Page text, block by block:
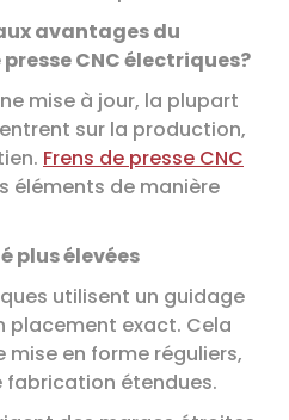
avantages du
CNC électriques?
mise à jour, la plupart
sur la production,
Frens de presse CNC
éléments de manière
plus élevées
utilisent un guidage
placement exact. Cela
en forme réguliers,
fabrication étendues.